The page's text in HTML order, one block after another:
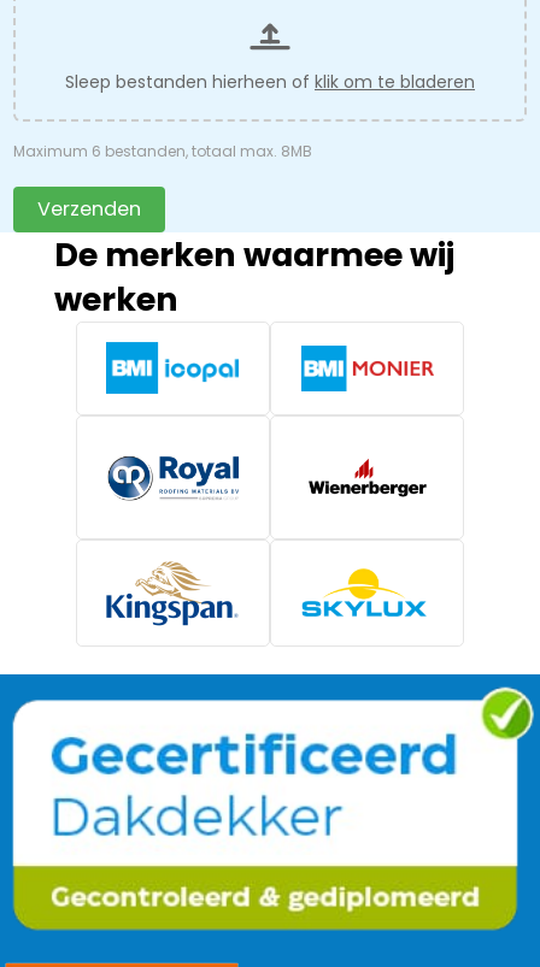
Sleep bestanden hierheen of klik om te bladeren
Maximum 6 bestanden, totaal max. 8MB
Verzenden
De merken waarmee wij
werken